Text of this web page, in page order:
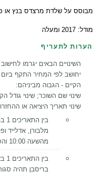
מבוסס על שלדת מרצדס בנץ או
מודל: 2017 ומעלה
הערות לתעריף
השינויים הבאים יגרמו
יחושב לפי המחיר התקף ביום
הקיים - הגבוה מביניהם:
שינוי שם השוכר; שינוי גודל
שינוי תאריך היציאה או
מלבורן, אדלייד
מהשעה 10:00
בריסבן תהיה